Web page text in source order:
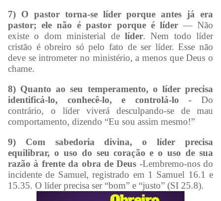
7) O pastor torna-se líder porque antes já era
pastor; ele não é pastor porque é líder— Não
existe o dom ministerial de líder. Nem todo líder
cristão é obreiro só pelo fato de ser líder. Esse não
deve se intrometer no ministério, a menos que Deus o
chame.
8) Quanto ao seu temperamento, o líder precisa
identificá-lo, conhecê-lo, e controlá-lo - Do
contrário, o líder viverá desculpando-se de mau
comportamento, dizendo “Eu sou assim mesmo!”
9) Com sabedoria divina, o líder precisa
equilibrar, o uso do seu coração e o uso de sua
razão à frente da obra de Deus -Lembremo-nos do
incidente de Samuel, registrado em 1 Samuel 16.1 e
15.35. O líder precisa ser “bom” e “justo” (SI 25.8).